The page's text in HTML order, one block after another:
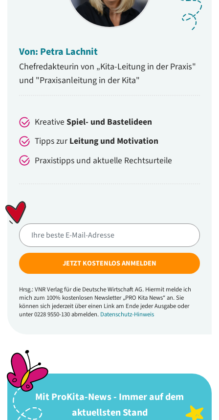
Mit ProKita-News - Immer auf dem
aktuellsten Stand
Von: Petra Lachnit
Chefredakteurin von „Kita-Leitung in der Praxis"
und "Praxisanleitung in der Kita"
Kreative Spiel- und Bastelideen
Tipps zur Leitung und Motivation
Praxistipps und aktuelle Rechtsurteile
JETZT KOSTENLOS ANMELDEN
Hrsg.: VNR Verlag für die Deutsche Wirtschaft AG. Hiermit melde ich
mich zum 100% kostenlosen Newsletter „PRO Kita News“ an. Sie
können sich jederzeit über einen Link am Ende jeder Ausgabe oder
unter 0228 9550-130 abmelden. Datenschutz-Hinweis